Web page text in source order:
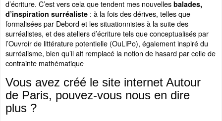
d’écriture. C’est vers cela que tendent mes nouvelles balades,
d’inspiration surréaliste : à la fois des dérives, telles que
formalisées par Debord et les situationnistes à la suite des
surréalistes, et des ateliers d’écriture tels que conceptualisés par
l’Ouvroir de littérature potentielle (OuLiPo), également inspiré du
surréalisme, bien qu’il ait remplacé la notion de hasard par celle de
contrainte mathématique
Vous avez créé le site internet Autour
de Paris, pouvez-vous nous en dire
plus ?